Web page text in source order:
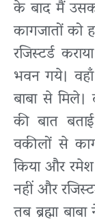
के बाद मैं
कागजातों को
रजिस्टर्ड
भवन गये।
बाबा से मिले।
की बात
वकीलों से
किया और
नहीं और
तब ब्रह्मा